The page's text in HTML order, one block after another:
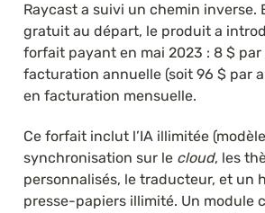
Raycast a suivi un chemin inverse.
gratuit au départ, le produit a
forfait payant en mai 2023 : 8 $ par
facturation annuelle (soit 96 $ par
en facturation mensuelle.
Ce forfait inclut l’IA illimitée
synchronisation sur le cloud, les
personnalisés, le traducteur, et un